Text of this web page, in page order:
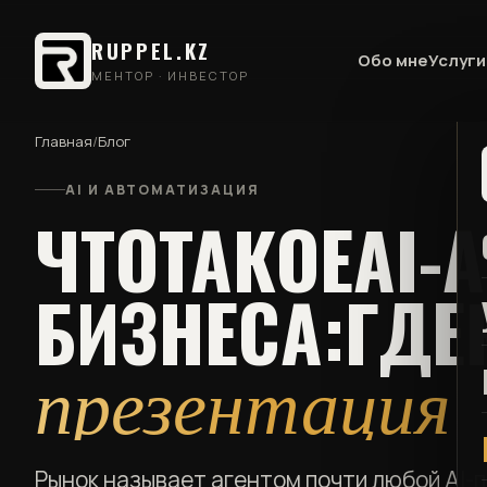
RUPPEL.KZ
МЕНТОР · ИНВЕСТОР
Обо мнеУслуги
Главная/Блог
AI И АВТОМАТИЗАЦИЯ
ЧТОТАКОЕAI-
БИЗНЕСА:ГДЕ
презентация
Рынок называет агентом почти любой AI-